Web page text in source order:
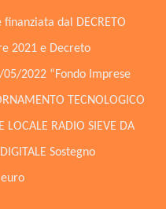
finanziata dal DECRETO
2021 e Decreto
2022 “Fondo Imprese
TECNOLOGICO
LOCALE RADIO SIEVE DA
Sostegno